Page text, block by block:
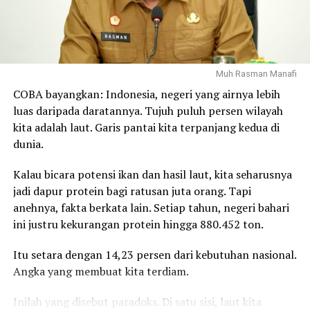
memudarnya semangat gotong royong menjadi
pekerjaan rumah yang tidak kalah penting.
Tantangan-tantangan tersebut menunjukkan bahwa
Indonesia tidak hanya membutuhkan pembangunan fisik
dan kemajuan teknologi, tetapi juga penguatan karakter,
persatuan, dan ketahanan moral bangsa.
Dalam konteks itulah doa menjadi kekuatan spiritual
yang menyertai setiap ikhtiar bangsa. Zikir dan doa
bersama lintas agama bukanlah pelarian dari persoalan,
melainkan ikhtiar batin untuk memohon pertolongan
Tuhan Yang Maha Esa agar setiap usaha membangun
Indonesia diberikan jalan yang terbaik.
Doa menjadi energi moral yang menguatkan optimisme,
mempererat persaudaraan, dan mengingatkan bahwa
setiap keberhasilan bangsa tidak hanya ditentukan oleh
kemampuan manusia, tetapi juga oleh nilai-nilai
Muh Rasman Manafi
COBA bayangkan: Indonesia, negeri yang airnya lebih
luas daripada daratannya. Tujuh puluh persen wilayah
kita adalah laut. Garis pantai kita terpanjang kedua di
dunia.
Kalau bicara potensi ikan dan hasil laut, kita seharusnya
jadi dapur protein bagi ratusan juta orang. Tapi
anehnya, fakta berkata lain. Setiap tahun, negeri bahari
ini justru kekurangan protein hingga 880.452 ton.
Itu setara dengan 14,23 persen dari kebutuhan nasional.
Angka yang membuat kita terdiam.
Inilah yang disebut paradoks. Di satu sisi, laut kita